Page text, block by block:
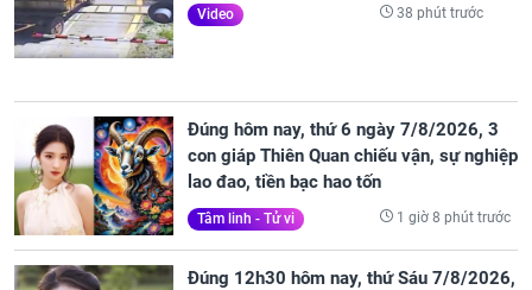
Video 38 phút trước
Đúng hôm nay, thứ 6 ngày 7/8/2026, 3
con giáp Thiên Quan chiếu vận, sự nghiệp
lao đao, tiền bạc hao tốn
Tâm linh - Tử vi 1 giờ 8 phút trước
Đúng 12h30 hôm nay, thứ Sáu 7/8/2026,